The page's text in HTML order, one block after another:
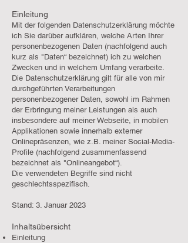
Einleitung
Mit der folgenden Datenschutzerklärung möchte
ich Sie darüber aufklären, welche Arten Ihrer
personenbezogenen Daten (nachfolgend auch
kurz als "Daten“ bezeichnet) ich zu welchen
Zwecken und in welchem Umfang verarbeite.
Die Datenschutzerklärung gilt für alle von mir
durchgeführten Verarbeitungen
personenbezogener Daten, sowohl im Rahmen
der Erbringung meiner Leistungen als auch
insbesondere auf meiner Webseite, in mobilen
Applikationen sowie innerhalb externer
Onlinepräsenzen, wie z.B. meiner Social-Media-
Profile (nachfolgend zusammenfassend
bezeichnet als "Onlineangebot“).
Die verwendeten Begriffe sind nicht
geschlechtsspezifisch.
Stand: 3. Januar 2023
Inhaltsübersicht
Einleitung